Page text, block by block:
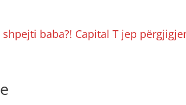
shpejti baba?! Capital T jep